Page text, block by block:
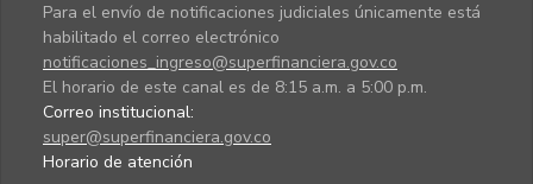
Para el envío de notificaciones judiciales únicamente está
habilitado el correo electrónico
notificaciones_ingreso@superfinanciera.gov.co
El horario de este canal es de 8:15 a.m. a 5:00 p.m.
Correo institucional:
super@superfinanciera.gov.co
Horario de atención